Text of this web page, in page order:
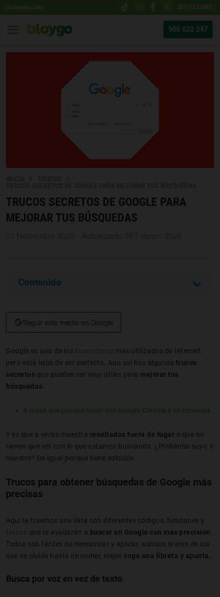
Ir a yoigo.com SOY CLIENTE
900 622 247
TRUCOS SECRETOS DE GOOGLE PARA
MEJORAR TUS BÚSQUEDAS
Contenido
Seguir este medio en Google
Google es uno de los buscadores más utilizados de Internet,
pero está lejos de ser perfecto. Aún así hay algunos trucos
secretos que pueden ser muy útiles para mejorar tus
búsquedas.
8 cosas que puedes hacer con Google Chrome y no conocías
Y es que a veces muestra resultados fuera de lugar o que no
tienen que ver con lo que estamos buscando. ¿Problema suyo o
nuestro? Da igual porque tiene solución.
Trucos para obtener búsquedas de Google más
precisas
Aquí te traemos una lista con diferentes códigos, funciones y
trucos que te ayudarán a buscar en Google con más precisión
Todos son fáciles de memorizar y aplicar, aunque si eres de los
que se olvida hasta de comer, mejor coge una libreta y apunta.
Busca por voz en vez de texto